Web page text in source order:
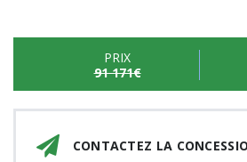
PRIX
91 171€
CONTACTEZ LA